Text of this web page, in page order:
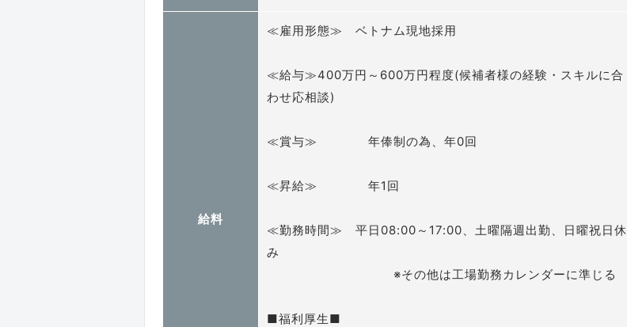
給料
≪雇用形態≫ ベトナム現地採用
≪給与≫400万円～600万円程度(候補者様の経験・スキルに合
わせ応相談)
≪賞与≫ 年俸制の為、年0回
≪昇給≫ 年1回
≪勤務時間≫ 平日08:00～17:00、土曜隔週出勤、日曜祝日休
み
※その他は工場勤務カレンダーに準じる
■福利厚生■